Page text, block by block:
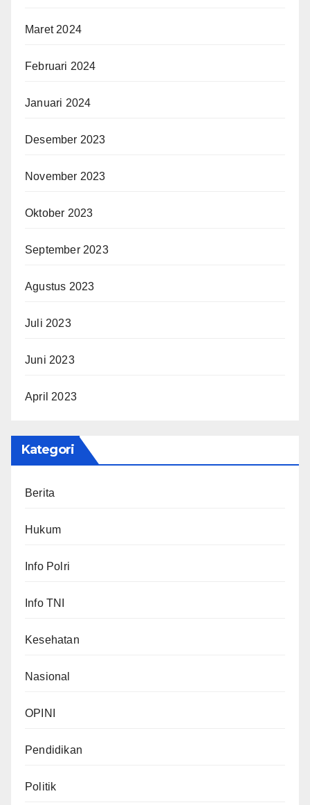
Maret 2024
Februari 2024
Januari 2024
Desember 2023
November 2023
Oktober 2023
September 2023
Agustus 2023
Juli 2023
Juni 2023
April 2023
Kategori
Berita
Hukum
Info Polri
Info TNI
Kesehatan
Nasional
OPINI
Pendidikan
Politik